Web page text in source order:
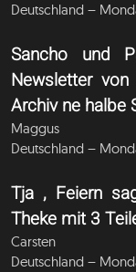
Deutschland –
Sancho und
Newsletter
Archiv ne halbe
Maggus
Deutschland –
Tja , Feiern
Theke mit 3
Carsten
Deutschland –